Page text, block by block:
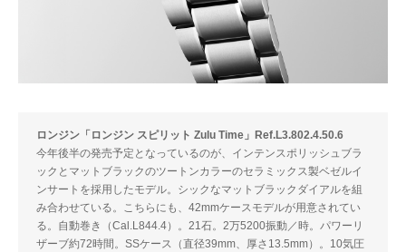
ロンジン「ロンジン スピリット Zulu Time」Ref.L3.802.4.50.6
今年後半の発売予定となっているのが、インテンスポリッシュブラ
ックとマットブラックのツートンカラーのセラミックス製ベゼルイ
ンサートを採用したモデル。シックなマットブラックダイアルを組
み合わせている。こちらにも、42mmケースモデルが用意されてい
る。自動巻き（Cal.L844.4）。21石。2万5200振動／時。パワーリ
ザーブ約72時間。SSケース（直径39mm、厚さ13.5mm）。10気圧